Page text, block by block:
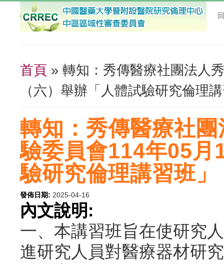
您在這裡
首頁 » 轉知：秀傳醫療社團法人
（六）舉辦「人體試驗研究倫理
轉知：秀傳醫療社
驗委員會114年05月
驗研究倫理講習班」
發佈日期: 2025-04-16
內文說明:
一、本講習班旨在使研究
進研究人員對醫療器材研